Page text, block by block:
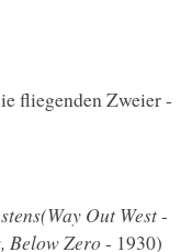
fliegenden Zweier -
(Way Out West-
Below Zero- 1930)